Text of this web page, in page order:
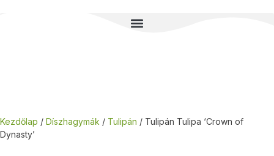
Kezdőlap / Díszhagymák / Tulipán / Tulipán Tulipa ‘Crown of
Dynasty’